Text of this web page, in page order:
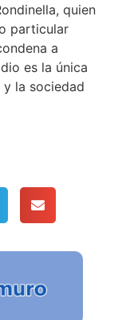
quien
particular
a
es la única
y la sociedad